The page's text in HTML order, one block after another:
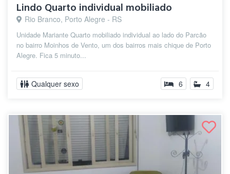
Lindo Quarto individual mobiliado
Rio Branco, Porto Alegre - RS
Unidade Mariante Quarto mobiliado individual ao lado do Parcão
no bairro Moinhos de Vento, um dos bairros mais chique de Porto
Alegre. Fica 5 minuto...
Qualquer sexo 6 4